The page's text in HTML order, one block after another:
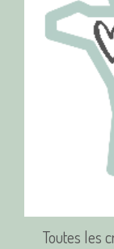
Toutes les